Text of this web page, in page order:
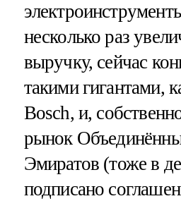
несколько раз
выручку, сейчас
такими гигантами,
Bosch, и,
рынок
Эмиратов (тоже в
подписано